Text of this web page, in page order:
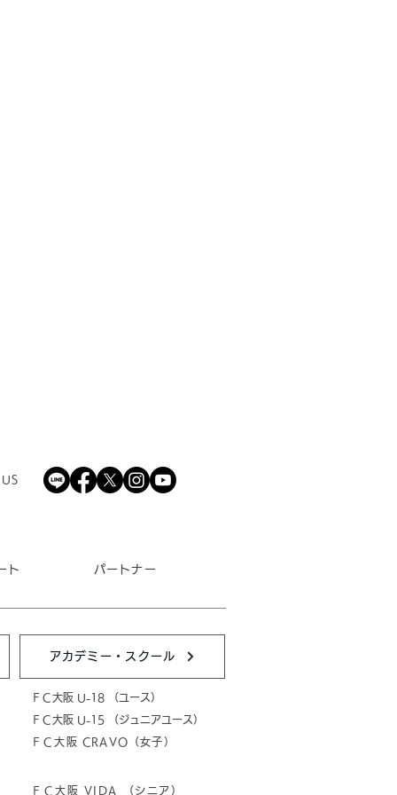
ト パートナー
アカデミー・スクール
ＦＣ大阪 U-18 （ユース）
ＦＣ大阪 U-15 （ジュニアユース）
ＦＣ大阪 CRAVO（女子）
ＦＣ大阪 VIDA （シニア）